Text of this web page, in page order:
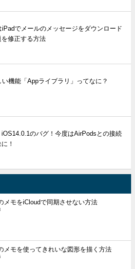
iPadでメールのメッセージをダウンロード
修正する方法
機能「Appライブラリ」ってなに？
iOS14.0.1のバグ！今度はAirPodsとの接続
！
メモをiCloudで同期させない方法
メモを使ってきれいな図形を描く方法